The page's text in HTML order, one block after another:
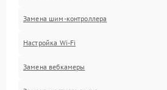
Замена шим-контроллера
Настройка Wi-Fi
Замена вебкамеры